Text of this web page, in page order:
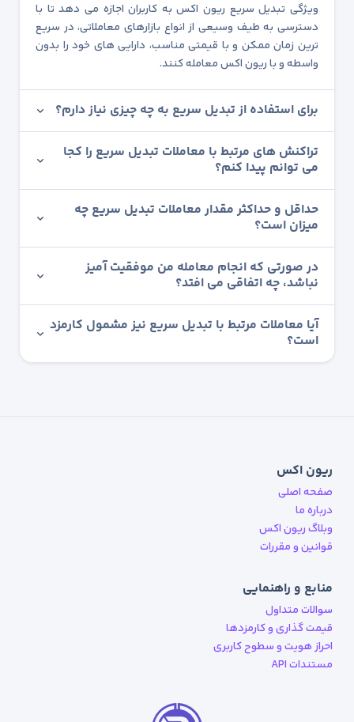
ویژگی تبدیل سریع ریون اکس به کاربران اجازه می دهد تا با
دسترسی به طیف وسیعی از انواع بازارهای معاملاتی، در سریع
ترین زمان ممکن و با قیمتی مناسب، دارایی های خود را بدون
واسطه و با ریون اکس معامله کنند.
برای استفاده از تبدیل سریع به چه چیزی نیاز دارم؟
تراکنش های مرتبط با معاملات تبدیل سریع را کجا
می توانم پیدا کنم؟
حداقل و حداکثر مقدار معاملات تبدیل سریع چه
میزان است؟
در صورتی که انجام معامله من موفقیت آمیز
نباشد، چه اتفاقی می افتد؟
آیا معاملات مرتبط با تبدیل سریع نیز مشمول کارمزد
است؟
ریون اکس
صفحه اصلی
درباره ما
وبلاگ ریون اکس
قوانین و مقررات
منابع و راهنمایی
سوالات متداول
قیمت گذاری و کارمزدها
احراز هویت و سطوح کاربری
مستندات API